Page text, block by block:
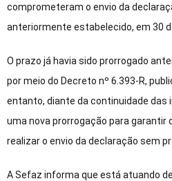
comprometeram o envio da
anteriormente estabelecido, em 30
O prazo já havia sido prorrogado
por meio do Decreto nº 6.393-R,
entanto, diante da continuidade das
uma nova prorrogação para
realizar o envio da declaração sem
A Sefaz informa que está atuando